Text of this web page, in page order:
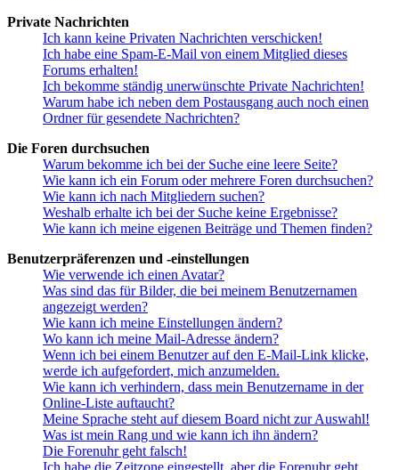
Private Nachrichten
Ich kann keine Privaten Nachrichten verschicken!
Ich habe eine Spam-E-Mail von einem Mitglied dieses
Forums erhalten!
Ich bekomme ständig unerwünschte Private Nachrichten!
Warum habe ich neben dem Postausgang auch noch einen
Ordner für gesendete Nachrichten?
Die Foren durchsuchen
Warum bekomme ich bei der Suche eine leere Seite?
Wie kann ich ein Forum oder mehrere Foren durchsuchen?
Wie kann ich nach Mitgliedern suchen?
Weshalb erhalte ich bei der Suche keine Ergebnisse?
Wie kann ich meine eigenen Beiträge und Themen finden?
Benutzerpräferenzen und -einstellungen
Wie verwende ich einen Avatar?
Was sind das für Bilder, die bei meinem Benutzernamen
angezeigt werden?
Wie kann ich meine Einstellungen ändern?
Wo kann ich meine Mail-Adresse ändern?
Wenn ich bei einem Benutzer auf den E-Mail-Link klicke,
werde ich aufgefordert, mich anzumelden.
Wie kann ich verhindern, dass mein Benutzername in der
Online-Liste auftaucht?
Meine Sprache steht auf diesem Board nicht zur Auswahl!
Was ist mein Rang und wie kann ich ihn ändern?
Die Forenuhr geht falsch!
Ich habe die Zeitzone eingestellt, aber die Forenuhr geht